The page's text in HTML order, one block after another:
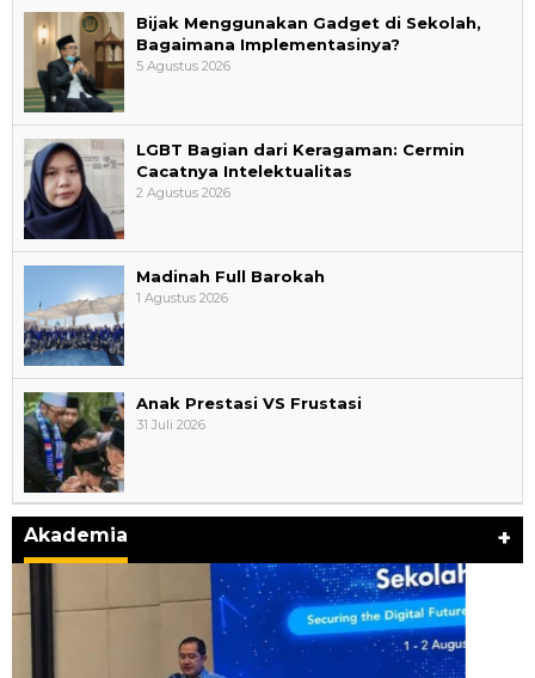
Bijak Menggunakan Gadget di Sekolah,
Bagaimana Implementasinya?
5 Agustus 2026
LGBT Bagian dari Keragaman: Cermin
Cacatnya Intelektualitas
2 Agustus 2026
Madinah Full Barokah
1 Agustus 2026
Anak Prestasi VS Frustasi
31 Juli 2026
Akademia +